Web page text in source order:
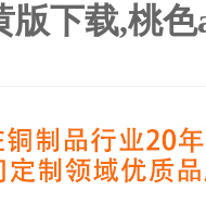
版下载,桃